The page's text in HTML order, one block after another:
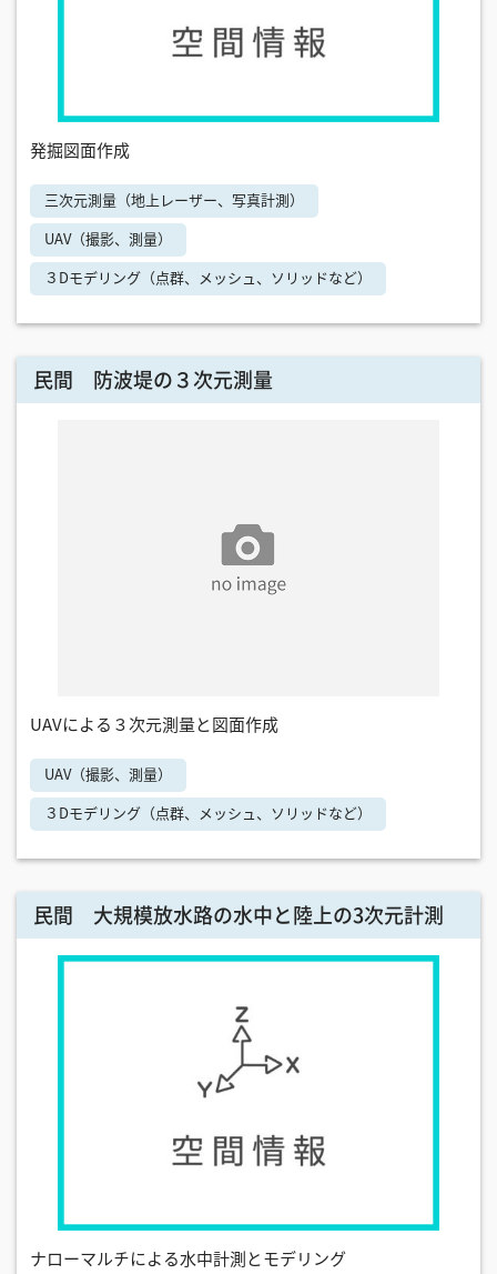
発掘図面作成
三次元測量（地上レーザー、写真計測）
UAV（撮影、測量）
３Dモデリング（点群、メッシュ、ソリッドなど）
民間 防波堤の３次元測量
UAVによる３次元測量と図面作成
UAV（撮影、測量）
３Dモデリング（点群、メッシュ、ソリッドなど）
民間 大規模放水路の水中と陸上の3次元計測
ナローマルチによる水中計測とモデリング